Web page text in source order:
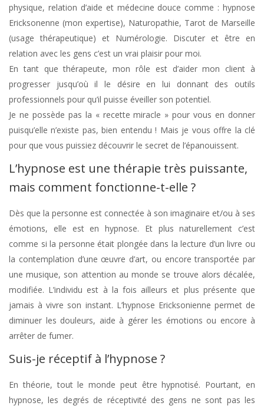
physique, relation d’aide et médecine douce comme : hypnose
Ericksonenne (mon expertise), Naturopathie, Tarot de Marseille
(usage thérapeutique) et Numérologie. Discuter et être en
relation avec les gens c’est un vrai plaisir pour moi.
En tant que thérapeute, mon rôle est d’aider mon client à
progresser jusqu’où il le désire en lui donnant des outils
professionnels pour qu’il puisse éveiller son potentiel.
Je ne possède pas la « recette miracle » pour vous en donner
puisqu’elle n’existe pas, bien entendu ! Mais je vous offre la clé
pour que vous puissiez découvrir le secret de l’épanouissent.
L’hypnose est une thérapie très puissante,
mais comment fonctionne-t-elle ?
Dès que la personne est connectée à son imaginaire et/ou à ses
émotions, elle est en hypnose. Et plus naturellement c’est
comme si la personne était plongée dans la lecture d’un livre ou
la contemplation d’une œuvre d’art, ou encore transportée par
une musique, son attention au monde se trouve alors décalée,
modifiée. L’individu est à la fois ailleurs et plus présente que
jamais à vivre son instant. L’hypnose Ericksonienne permet de
diminuer les douleurs, aide à gérer les émotions ou encore à
arrêter de fumer.
Suis-je réceptif à l’hypnose ?
En théorie, tout le monde peut être hypnotisé. Pourtant, en
hypnose, les degrés de réceptivité des gens ne sont pas les